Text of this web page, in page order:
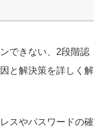
できない、2段階認
と解決策を詳しく解
スやパスワードの確